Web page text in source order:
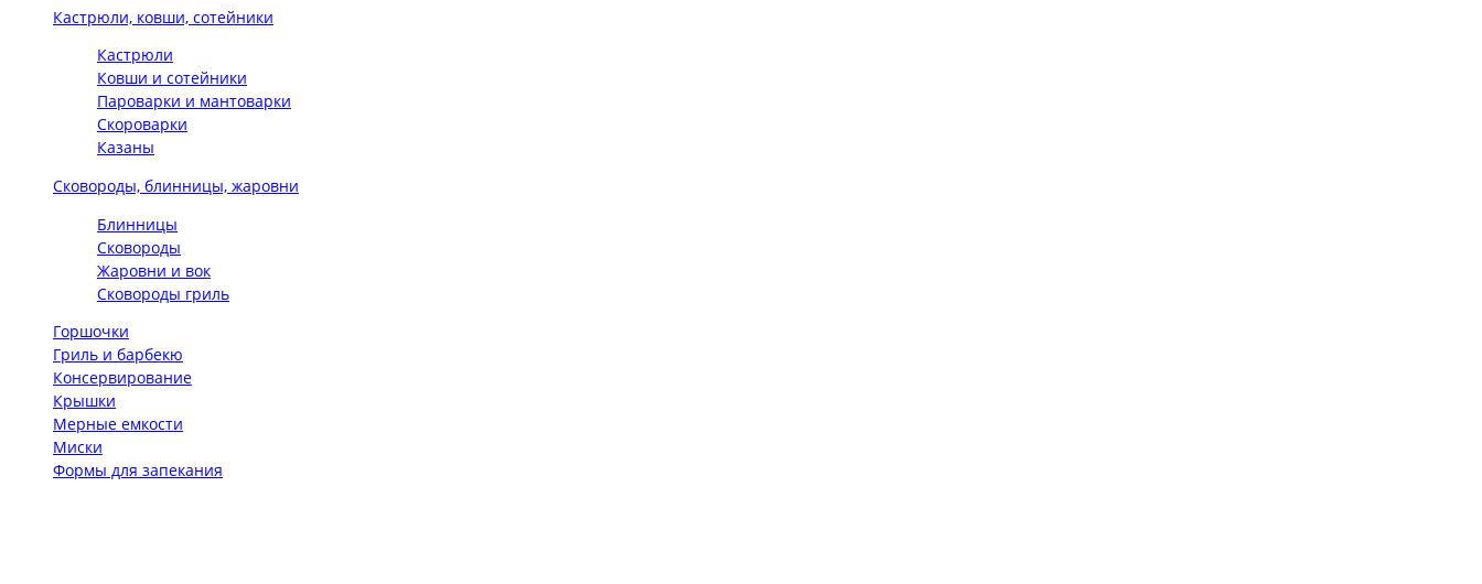
Кастрюли, ковши, сотейники
Кастрюли
Ковши и сотейники
Пароварки и мантоварки
Скороварки
Казаны
Сковороды, блинницы, жаровни
Блинницы
Сковороды
Жаровни и вок
Сковороды гриль
Горшочки
Гриль и барбекю
Консервирование
Крышки
Мерные емкости
Миски
Формы для запекания